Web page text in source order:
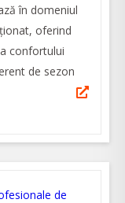
în domeniul
oferind
confortului
de sezon